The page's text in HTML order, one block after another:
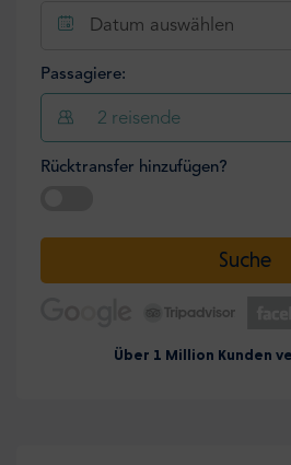
Datum auswählen
Passagiere:
2 reisende
Rücktransfer hinzufügen?
Suche
Über 1 Million Kunden